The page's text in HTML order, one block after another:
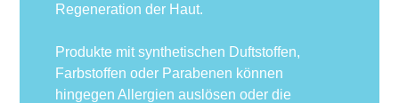
Regeneration der Haut.
Produkte mit synthetischen Duftstoffen,
Farbstoffen oder Parabenen können
hingegen Allergien auslösen oder die